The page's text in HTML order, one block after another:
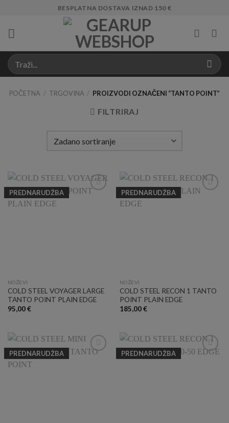
content
BESPLATNA DOSTAVA IZNAD 150 €
POČETNA / TRGOVINA / PROIZVODI OZNAČENI “TANTO POINT”
FILTRIRAJ
PREDNARUDŽBA
NOŽEVI
COLD STEEL VOYAGER LARGE
TANTO POINT PLAIN EDGE
95,00€
PREDNARUDŽBA
NOŽEVI
COLD STEEL RECON 1 TANTO
POINT PLAIN EDGE
185,00€
PREDNARUDŽBA PREDNARUDŽBA